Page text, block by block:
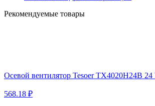
Рекомендуемые товары
Осевой вентилятор Tesoer TX4020H24B 24
568.18 ₽